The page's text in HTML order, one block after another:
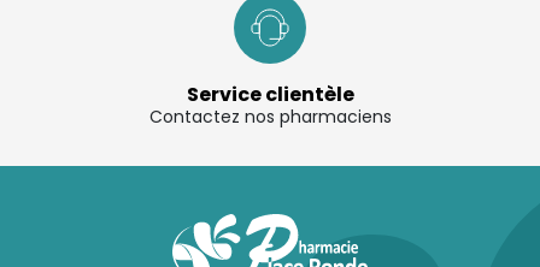
Service clientèle
Contactez nos pharmaciens